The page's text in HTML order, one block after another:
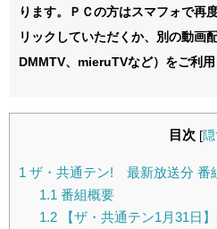
ります。ＰＣの方はスマフォで再
リックしていただくか、別の動画
DMMTV、mieruTVなど）をご利用
目次 [
1 ザ・共通テン! 最新放送分 番
1.1 番組概要
1.2【ザ・共通テン1月31日